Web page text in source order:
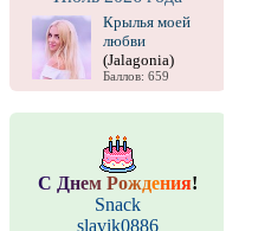
Крылья моей
любви
(Jalagonia)
Баллов: 659
С Днем Рождения!
Snack
slavik0886